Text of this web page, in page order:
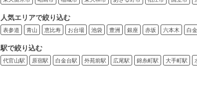
人気エリアで絞り込む
表参道 青山 恵比寿 お台場 池袋 豊洲 銀座 赤坂 六本木 白金
駅で絞り込む
代官山駅 原宿駅 白金台駅 外苑前駅 広尾駅 錦糸町駅 大手町駅